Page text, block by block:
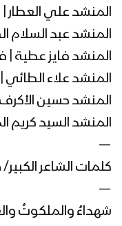
المنشد علي العطار |
المنشد عبد السلام
المنشد فايز عطية
المنشد علاء الطائي |
المنشد حسين الأكرف
المنشد السيد كريم
—
كلمات الشاعر
—
شهداءُ والملكوتُ